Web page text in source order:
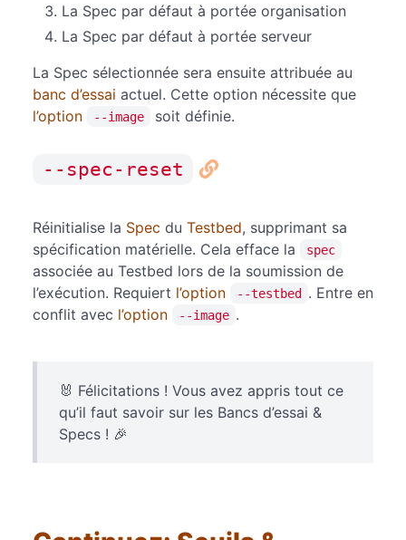
La Spec par défaut à portée organisation
La Spec par défaut à portée serveur
La Spec sélectionnée sera ensuite attribuée au
banc d’essai actuel. Cette option nécessite que
l’option
--image soit définie.
--spec-reset
Réinitialise la Spec du Testbed, supprimant sa
spécification matérielle. Cela efface la
spec
associée au Testbed lors de la soumission de
l’exécution. Requiert l’option --testbed
. Entre en
conflit avec l’option --image .
🐰 Félicitations ! Vous avez appris tout ce
qu’il faut savoir sur les Bancs d’essai &
Specs ! 🎉